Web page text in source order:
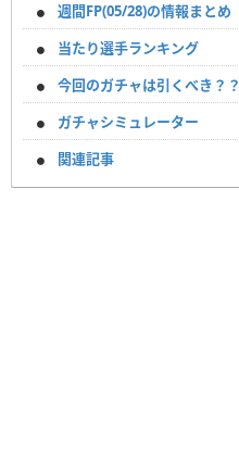
週間FP(05/28)の情報まとめ
当たり選手ランキング
今回のガチャは引くべき？？
ガチャシミュレーター
関連記事